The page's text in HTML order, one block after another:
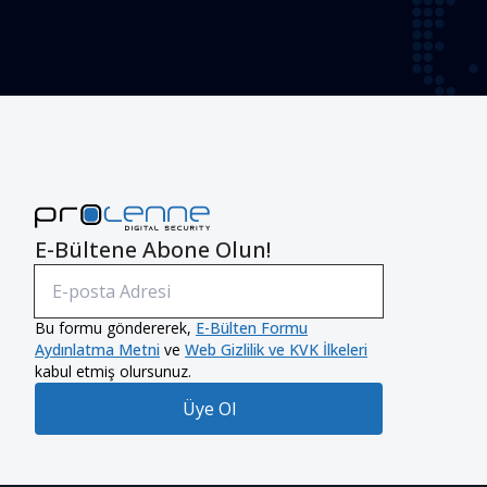
E-Bültene Abone Olun!
Bu formu göndererek, E-Bülten Formu
Aydınlatma Metni ve Web Gizlilik ve KVK İlkeleri
kabul etmiş olursunuz.
Üye Ol